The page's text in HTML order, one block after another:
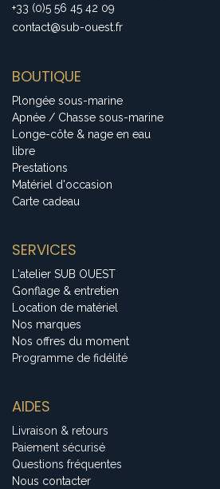
+33 (0)5 56 45 42 09
contact@sub-ouest.fr
BOUTIQUE
Plongée sous-marine
Apnée / Chasse sous-marine
Longe-côte & nage en eau
libre
Prestations
Matériel d'occasion
Carte cadeau
SERVICES
L'atelier SUB OUEST
Gonflage & entretien
Location de matériel
Nos marques
Nos offres du moment
Programme de fidélité
AIDES
Livraison & retours
Paiement sécurisé
Questions fréquentes
Nous contacter